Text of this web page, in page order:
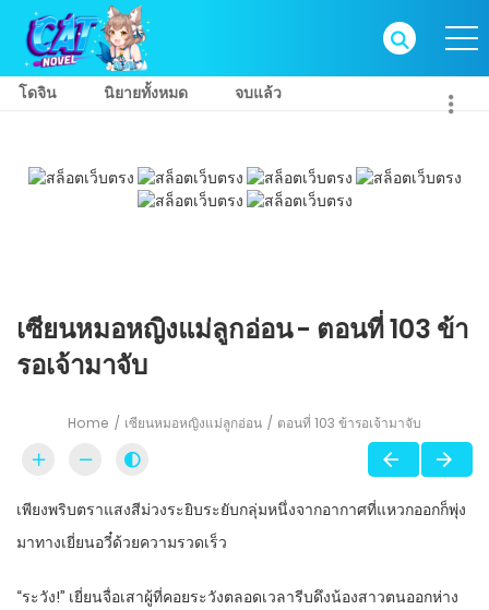
โดจิน นิยายทั้งหมด จบแล้ว
เซียนหมอหญิงแม่ลูกอ่อน - ตอนที่ 103 ข้า
รอเจ้ามาจับ
Home เซียนหมอหญิงแม่ลูกอ่อน ตอนที่ 103 ข้ารอเจ้ามาจับ
เพียงพริบตราแสงสีม่วงระยิบระยับกลุ่มหนึ่งจากอากาศที่แหวกออกก็พุ่ง
มาทางเยี่ยนอวี๋ด้วยความรวดเร็ว
“ระวัง!” เยี่ยนจื่อเสาผู้ที่คอยระวังตลอดเวลารีบดึงน้องสาวตนออกห่าง